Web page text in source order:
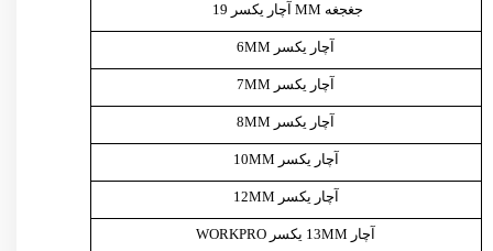
جغجغه MM آچار یکسر 19
آچار یکسر 6MM
آچار یکسر 7MM
آچار یکسر 8MM
آچار یکسر 10MM
آچار یکسر 12MM
آچار 13MM یکسر WORKPRO